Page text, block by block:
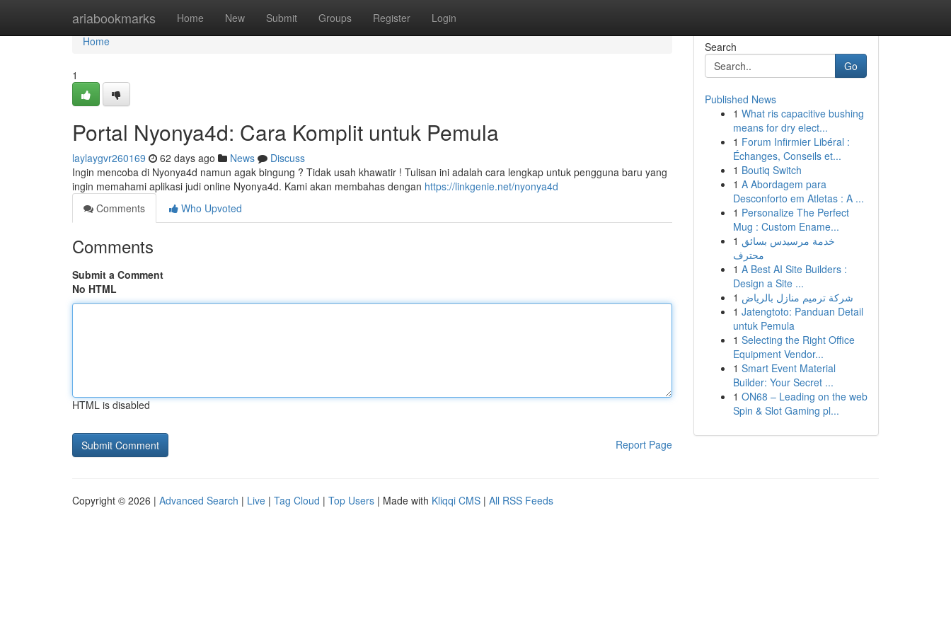
ariabookmarks Home New Submit Groups Register Login
Home
Home
1
Portal Nyonya4d: Cara Komplit untuk Pemula
laylaygvr260169 62 days ago News
Discuss
Ingin mencoba di Nyonya4d namun agak bingung ? Tidak usah khawatir ! Tulisan ini adalah cara lengkap untuk pengguna baru yang
ingin memahami aplikasi judi online Nyonya4d. Kami akan membahas dengan https://linkgenie.net/nyonya4d
Comments
Who Upvoted
Comments
Submit a Comment
No HTML
HTML is disabled
Report Page
Search
Go
Published News
1 What ris capacitive bushing
means for dry elect...
1 Forum Infirmier Libéral :
Échanges, Conseils et...
1 Boutiq Switch
1 A Abordagem para
Desconforto em Atletas : A ...
1 Personalize The Perfect
Mug : Custom Ename...
1 خدمة مرسيدس بسائق
محترف
1 A Best AI Site Builders :
Design a Site ...
1 شركة ترميم منازل بالرياض
1 Jatengtoto: Panduan Detail
untuk Pemula
1 Selecting the Right Office
Equipment Vendor...
1 Smart Event Material
Builder: Your Secret ...
1 ON68 – Leading on the web
Spin & Slot Gaming pl...
Copyright © 2026 | Advanced Search | Live | Tag Cloud | Top Users | Made with Kliqqi CMS | All RSS Feeds